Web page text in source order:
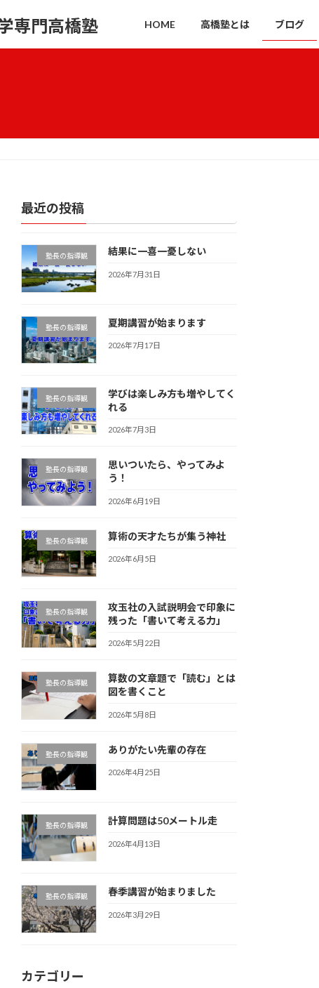
専門高橋塾 HOME 高橋塾とは ブログ
最近の投稿
塾長の指導観 結果に一喜一憂しない
2026年7月31日
塾長の指導観 夏期講習が始まります
2026年7月17日
塾長の指導観
学びは楽しみ方も増やしてく
れる
2026年7月3日
塾長の指導観
思いついたら、やってみよ
う！
2026年6月19日
塾長の指導観 算術の天才たちが集う神社
2026年6月5日
塾長の指導観
攻玉社の入試説明会で印象に
残った「書いて考える力」
2026年5月22日
塾長の指導観
算数の文章題で「読む」とは
図を書くこと
2026年5月8日
塾長の指導観 ありがたい先輩の存在
2026年4月25日
塾長の指導観 計算問題は50メートル走
2026年4月13日
塾長の指導観 春季講習が始まりました
2026年3月29日
カテゴリー